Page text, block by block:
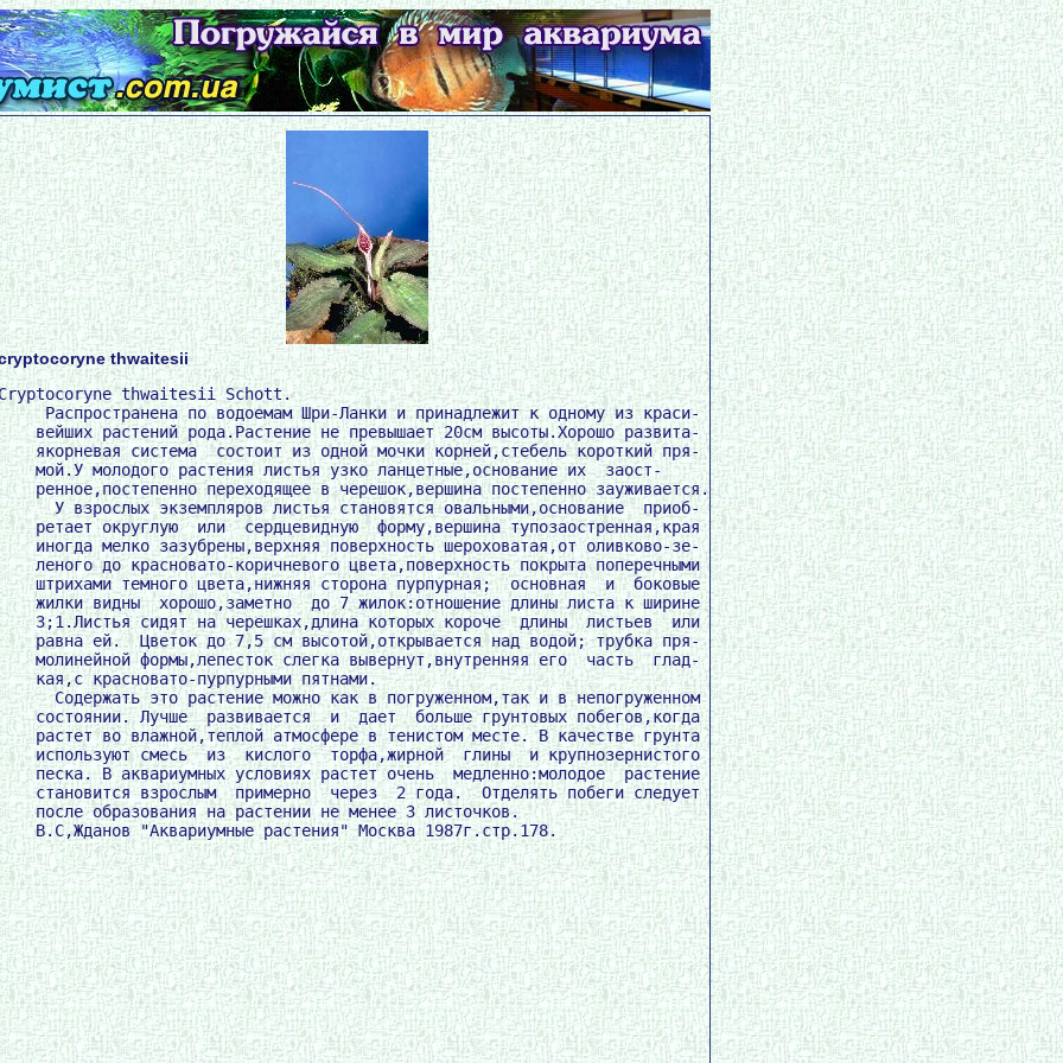
thwaitesii
thwaitesii Schott.
Распространена по водоемам Шри-Ланки и принадлежит к одному из краси-
вейших растений рода.Растение не превышает 20см высоты.Хорошо развита-
якорневая система  состоит из одной мочки корней,стебель короткий пря-
мой.У молодого растения листья узко ланцетные,основание их  заост-
ренное,постепенно переходящее в черешок,вершина постепенно зауживается.
У взрослых экземпляров листья становятся овальными,основание  приоб-
ретает округлую  или  сердцевидную  форму,вершина тупозаостренная,края
иногда мелко зазубрены,верхняя поверхность шероховатая,от оливково-зе-
леного до красновато-коричневого цвета,поверхность покрыта поперечными
штрихами темного цвета,нижняя сторона пурпурная;  основная  и  боковые
жилки видны  хорошо,заметно  до 7 жилок:отношение длины листа к ширине
3;1.Листья сидят на черешках,длина которых короче  длины  листьев  или
равна ей.  Цветок до 7,5 см высотой,открывается над водой; трубка пря-
молинейной формы,лепесток слегка вывернут,внутренняя его  часть  глад-
кая,с красновато-пурпурными пятнами.
Содержать это растение можно как в погруженном,так и в непогруженном
состоянии. Лучше  развивается  и  дает  больше грунтовых побегов,когда
растет во влажной,теплой атмосфере в тенистом месте. В качестве грунта
используют смесь  из  кислого  торфа,жирной  глины  и крупнозернистого
песка. В аквариумных условиях растет очень  медленно:молодое  растение
становится взрослым  примерно  через  2 года.  Отделять побеги следует
после образования на растении не менее 3 листочков.